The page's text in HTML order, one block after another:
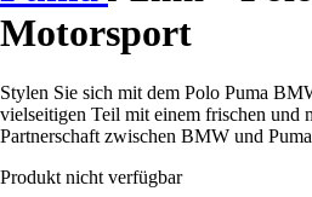
Motorsport
Stylen Sie sich mit dem Polo Puma
vielseitigen Teil mit einem frischen und
Partnerschaft zwischen BMW und
Produkt nicht verfügbar